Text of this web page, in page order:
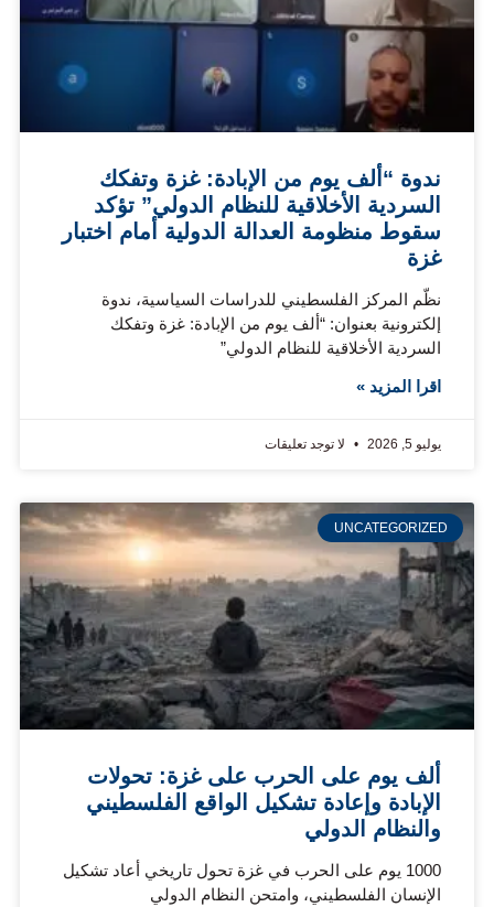
ندوة “ألف يوم من الإبادة: غزة وتفكك
السردية الأخلاقية للنظام الدولي” تؤكد
سقوط منظومة العدالة الدولية أمام اختبار
غزة
نظّم المركز الفلسطيني للدراسات السياسية، ندوة
إلكترونية بعنوان: “ألف يوم من الإبادة: غزة وتفكك
السردية الأخلاقية للنظام الدولي”
اقرا المزيد »
يوليو 5, 2026 لا توجد تعليقات
UNCATEGORIZED
ألف يوم على الحرب على غزة: تحولات
الإبادة وإعادة تشكيل الواقع الفلسطيني
والنظام الدولي
1000 يوم على الحرب في غزة تحول تاريخي أعاد تشكيل
الإنسان الفلسطيني، وامتحن النظام الدولي